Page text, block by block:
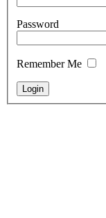
Password
Remember Me